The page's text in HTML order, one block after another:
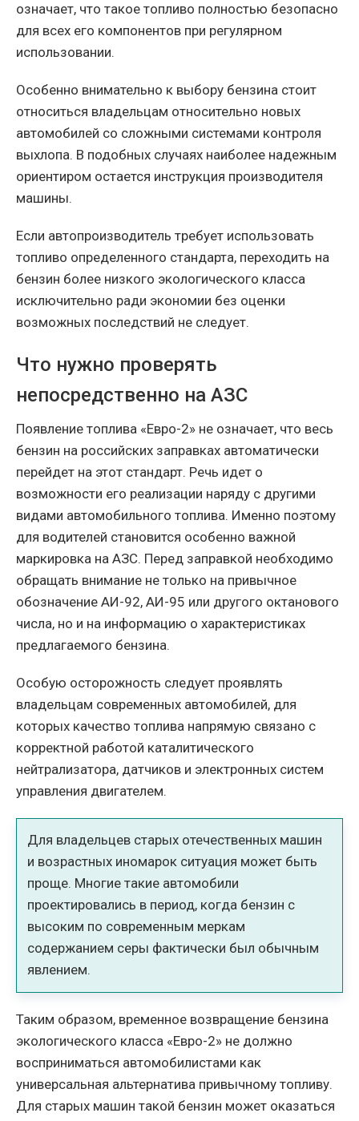
означает, что такое топливо полностью безопасно
для всех его компонентов при регулярном
использовании.
Особенно внимательно к выбору бензина стоит
относиться владельцам относительно новых
автомобилей со сложными системами контроля
выхлопа. В подобных случаях наиболее надежным
ориентиром остается инструкция производителя
машины.
Если автопроизводитель требует использовать
топливо определенного стандарта, переходить на
бензин более низкого экологического класса
исключительно ради экономии без оценки
возможных последствий не следует.
Что нужно проверять
непосредственно на АЗС
Появление топлива «Евро-2» не означает, что весь
бензин на российских заправках автоматически
перейдет на этот стандарт. Речь идет о
возможности его реализации наряду с другими
видами автомобильного топлива. Именно поэтому
для водителей становится особенно важной
маркировка на АЗС. Перед заправкой необходимо
обращать внимание не только на привычное
обозначение АИ-92, АИ-95 или другого октанового
числа, но и на информацию о характеристиках
предлагаемого бензина.
Особую осторожность следует проявлять
владельцам современных автомобилей, для
которых качество топлива напрямую связано с
корректной работой каталитического
нейтрализатора, датчиков и электронных систем
управления двигателем.
Для владельцев старых отечественных машин
и возрастных иномарок ситуация может быть
проще. Многие такие автомобили
проектировались в период, когда бензин с
высоким по современным меркам
содержанием серы фактически был обычным
явлением.
Таким образом, временное возвращение бензина
экологического класса «Евро-2» не должно
восприниматься автомобилистами как
универсальная альтернатива привычному топливу.
Для старых машин такой бензин может оказаться